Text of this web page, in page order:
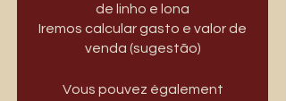
de linho e lona
Iremos calcular gasto e valor de
Vous pouvez également